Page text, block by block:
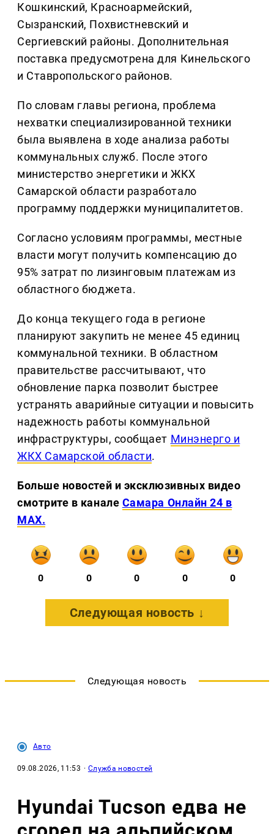
Кошкинский, Красноармейский,
Сызранский, Похвистневский и
Сергиевский районы. Дополнительная
поставка предусмотрена для Кинельского
и Ставропольского районов.
По словам главы региона, проблема
нехватки специализированной техники
была выявлена в ходе анализа работы
коммунальных служб. После этого
министерство энергетики и ЖКХ
Самарской области разработало
программу поддержки муниципалитетов.
Согласно условиям программы, местные
власти могут получить компенсацию до
95% затрат по лизинговым платежам из
областного бюджета.
До конца текущего года в регионе
планируют закупить не менее 45 единиц
коммунальной техники. В областном
правительстве рассчитывают, что
обновление парка позволит быстрее
устранять аварийные ситуации и повысить
надежность работы коммунальной
инфраструктуры, сообщает Минэнерго и
ЖКХ Самарской области.
Больше новостей и эксклюзивных видео
смотрите в канале Самара Онлайн 24 в
MAX.
0 0 0 0 0
Следующая новость ↓
Следующая новость
Авто
09.08.2026, 11:53 · Служба новостей
Hyundai Tucson едва не